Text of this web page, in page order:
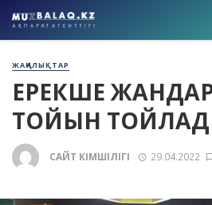
ЖАҢАЛЫҚТАР
ЕРЕКШЕ ЖАНДАР
ТОЙЫН
САЙТ ӘКІМШІЛІГІ 29.04.2022